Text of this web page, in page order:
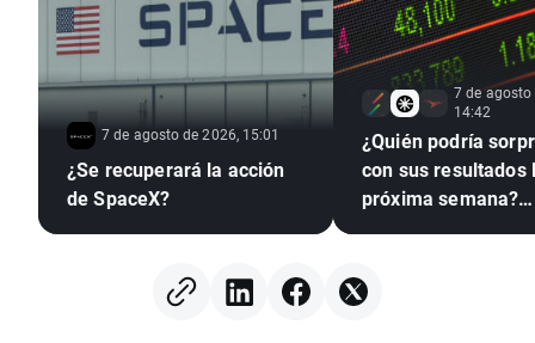
7 de agosto de 2026, 15:01
¿Se recuperará la acción
de SpaceX?
7 de agosto
14:42
¿Quién podría
con sus resultados
próxima semana?